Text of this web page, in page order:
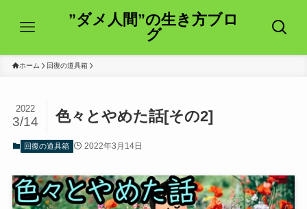
”ダメ人間”の生き方ブロ
グ
ホーム 回復の道具箱
色々とやめた話[その2]
2022
3/14
回復の道具箱 2022年3月14日